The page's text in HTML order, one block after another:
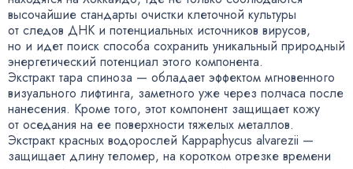
высочайшие стандарты очистки клеточной культуры
от следов ДНК и потенциальных источников вирусов,
но и идет поиск способа сохранить уникальный природный
энергетический потенциал этого компонента.
Экстракт тара спиноза — обладает эффектом мгновенного
визуального лифтинга, заметного уже через полчаса после
нанесения. Кроме того, этот компонент защищает кожу
от оседания на ее поверхности тяжелых металлов.
Экстракт красных водорослей Kappaphycus alvarezii —
защищает длину теломер, на коротком отрезке времени